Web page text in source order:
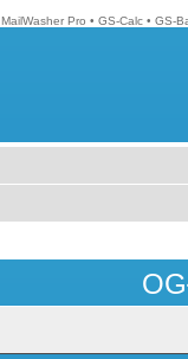
MailWasher Pro • GS-Calc • GS-